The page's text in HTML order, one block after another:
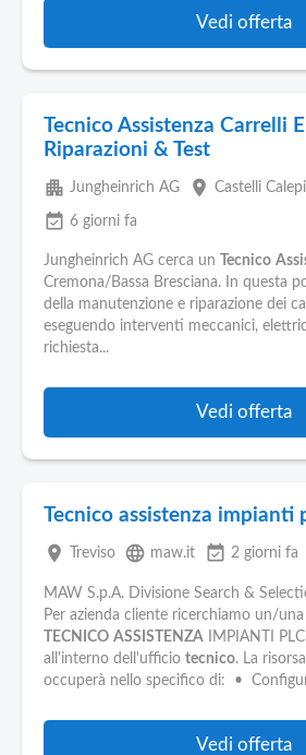
Vedi offerta
Tecnico Assistenza Carrelli
Riparazioni & Test
apartment Jungheinrich AG place Castelli
event_available 6 giorni fa
Jungheinrich AG cerca un Tecnico
Cremona/Bassa Bresciana. In questa
della manutenzione e riparazione dei
eseguendo interventi meccanici,
richiesta...
Vedi offerta
Tecnico assistenza impianti
place Treviso language maw.it event_available 2 giorni fa
MAW S.p.A. Divisione Search &
Per azienda cliente ricerchiamo un/una
TECNICO ASSISTENZA IMPIANTI
all'interno dell'ufficio tecnico. La
occuperà nello specifico di: •
Vedi offerta